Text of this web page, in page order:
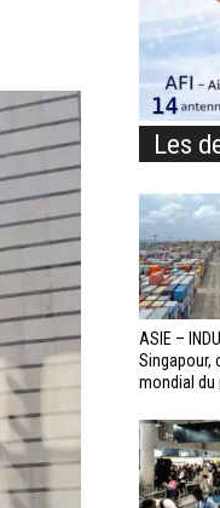
Les
ASIE –
mondial du